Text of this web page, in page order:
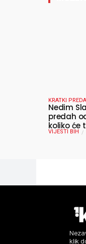
KRATKI
Nedim
predah
koliko će
VIJESTI BIH
klik